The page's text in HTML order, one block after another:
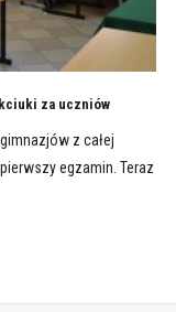
za uczniów
z całej
egzamin. Teraz